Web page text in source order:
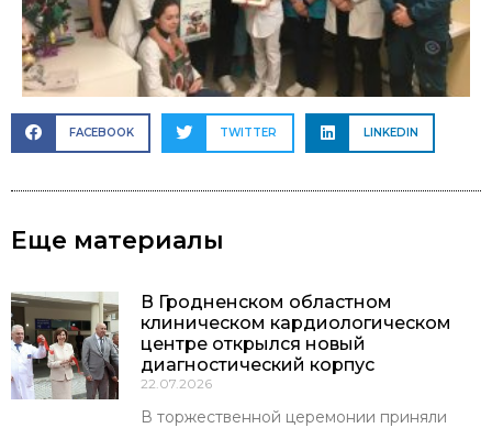
FACEBOOK TWITTER LINKEDIN
Еще материалы
В Гродненском областном
клиническом кардиологическом
центре открылся новый
диагностический корпус
22.07.2026
В торжественной церемонии приняли